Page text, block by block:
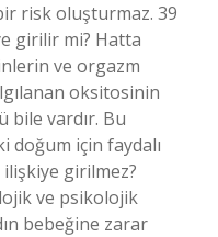
risk oluşturmaz. 39
girilir mi? Hatta
ve orgazm
oksitosinin
bile vardır. Bu
doğum için faydalı
girilmez?
ve psikolojik
bebeğine zarar